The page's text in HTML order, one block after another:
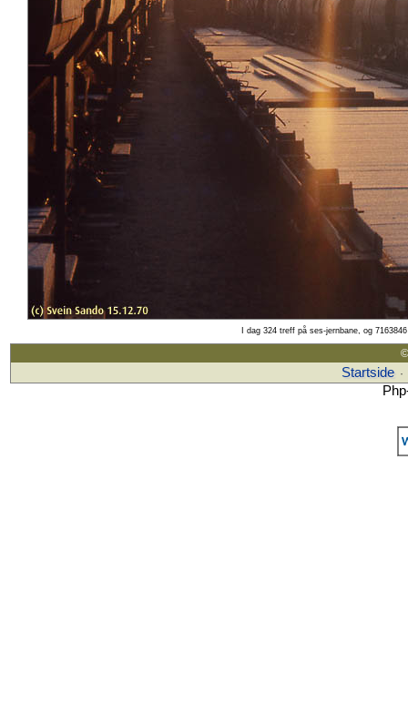
I dag 324 treff på ses-jernbane, og
Startside ·